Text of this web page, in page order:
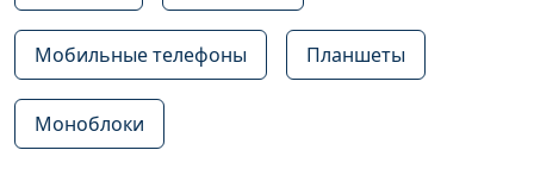
Мобильные телефоны Планшеты
Моноблоки